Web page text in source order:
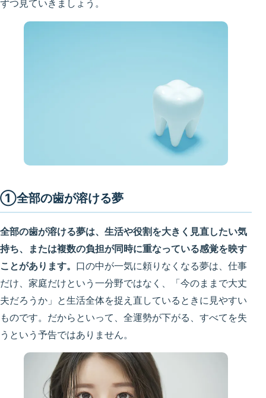
ずつ見ていきましょう。
①全部の歯が溶ける夢
全部の歯が溶ける夢は、生活や役割を大きく見直したい気
持ち、または複数の負担が同時に重なっている感覚を映す
ことがあります。 口の中が一気に頼りなくなる夢は、仕事
だけ、家庭だけという一分野ではなく、「今のままで大丈
夫だろうか」と生活全体を捉え直しているときに見やすい
ものです。だからといって、全運勢が下がる、すべてを失
うという予告ではありません。